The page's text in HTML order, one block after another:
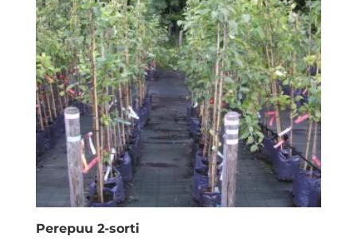
Perepuu 2-sorti